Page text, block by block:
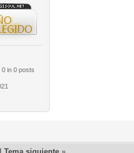
0in 0 posts